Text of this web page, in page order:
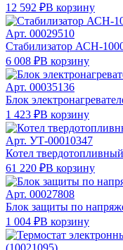
12 592 ₽В корзину
Арт. 00029510
Стабилизатор АСН-
6 008 ₽В корзину
Арт. 00035136
Блок
1 423 ₽В корзину
Арт. УТ-00010347
Котел
61 220 ₽В корзину
Арт. 00027808
Блок защиты по
1 004 ₽В корзину